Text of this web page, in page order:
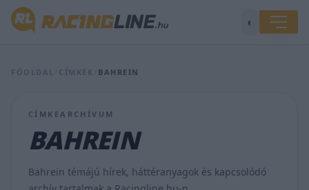
◐
FŐOLDAL CÍMKÉK BAHREIN
CÍMKEARCHÍVUM
BAHREIN
Bahrein témájú hírek, háttéranyagok és kapcsolódó
futamok
zárul
az
egyik
sorozat